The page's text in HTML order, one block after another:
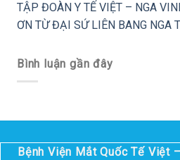
TẬP ĐOÀN Y TẾ VIỆT – NGA
ƠN TỪ ĐẠI SỨ LIÊN BANG NGA
Bình luận gần đây
Bệnh Viện Mắt Quốc Tế Việt